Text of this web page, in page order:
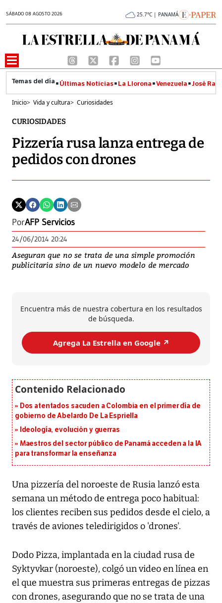
SÁBADO 08 AGOSTO 2026 25.7°C | PANAMÁ
Últimas Noticias La Llorona Venezuela José
Inicio> Vida y cultura> Curiosidades
CURIOSIDADES
Pizzería rusa lanza entrega de
pedidos con drones
PorAFP Servicios
24/06/2014 20:24
Aseguran que no se trata de una simple promoción
publicitaria sino de un nuevo modelo de mercado
Encuentra más de nuestra cobertura en los resultados
de búsqueda.
Agrega La Estrella en Google ↗️
Dos atentados sacuden a Colombia en el primer día de
gobierno de Abelardo De La Espriella
Ideología, evolución y guerras
Maestros del sector público de Panamá acceden a la IA
para transformar la enseñanza
Una pizzería del noroeste de Rusia lanzó esta
semana un método de entrega poco habitual:
los clientes reciben sus pedidos desde el cielo, a
través de aviones teledirigidos o 'drones'.
Dodo Pizza, implantada en la ciudad rusa de
Syktyvkar (noroeste), colgó un video en línea en
el que muestra sus primeras entregas de pizzas
con drones, asegurando que no se trata de una